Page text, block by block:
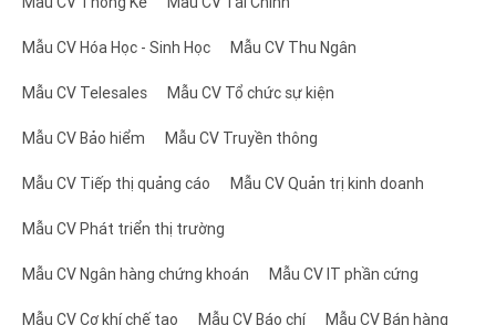
triển bản thân.
thường có quy trình tuyển dụng và lựa chọn ứng viên
rất khắt khe để đảm bảo rằng họ có thể lựa chọn
số rào cản cho ứng viên, nhất là những người mới vào
ngành.
Để thành công khi ứng tuyển vào một vị trí trong
Mẫu CV Hóa Học - Sinh Học Mẫu CV Thu Ngân
Mẫu CV Telesales Mẫu CV Tổ chức sự kiện
Mẫu CV Bảo hiểm Mẫu CV Truyền thông
Mẫu CV Tiếp thị quảng cáo Mẫu CV Quản trị kinh doanh
Mẫu CV Phát triển thị trường
Mẫu CV Ngân hàng chứng khoán Mẫu CV IT phần cứng
Mẫu CV Cơ khí chế tạo Mẫu CV Báo chí Mẫu CV Bán hàng